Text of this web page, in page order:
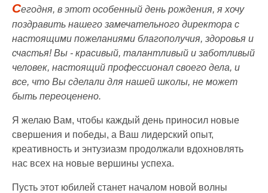
Сегодня, в этот особенный день рождения, я хочу
поздравить нашего замечательного директора с
настоящими пожеланиями благополучия, здоровья и
счастья! Вы - красивый, талантливый и заботливый
человек, настоящий профессионал своего дела, и
все, что Вы сделали для нашей школы, не может
быть переоценено.
Я желаю Вам, чтобы каждый день приносил новые
свершения и победы, а Ваш лидерский опыт,
креативность и энтузиазм продолжали вдохновлять
нас всех на новые вершины успеха.
Пусть этот юбилей станет началом новой волны